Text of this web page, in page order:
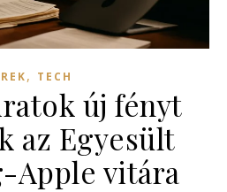
, TECH
új fényt
az Egyesült
Apple vitára